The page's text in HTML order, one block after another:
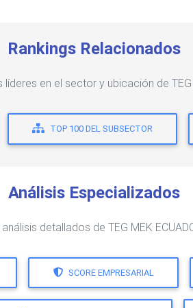
Rankings Relacionados
en el sector y ubicación de TEG
TOP 100 DEL SUBSECTOR
Análisis Especializados
detallados de TEG MEK
SCORE EMPRESARIAL